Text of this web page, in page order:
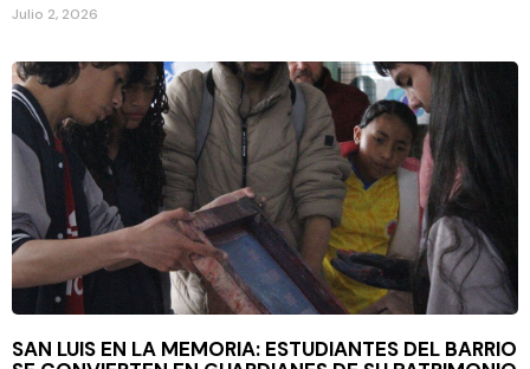
Julio 2, 2026
SAN LUIS EN LA MEMORIA: ESTUDIANTES DEL BARRIO